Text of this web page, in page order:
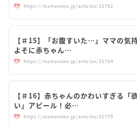
https://mamanoko.jp/articles/31762
【＃15】「お腹すいた…」ママの気
よそに赤ちゃん…
https://mamanoko.jp/articles/31764
【＃16】赤ちゃんのかわいすぎる「
い」アピール！必…
https://mamanoko.jp/articles/31779